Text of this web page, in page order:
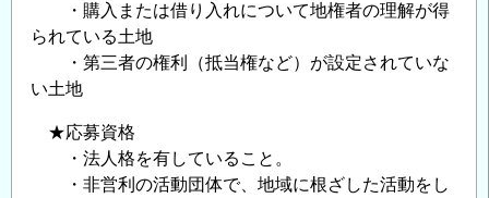
・購入または借り入れについて地権者の理解が得
られている土地
・第三者の権利（抵当権など）が設定されていな
い土地
★応募資格
・法人格を有していること。
・非営利の活動団体で、地域に根ざした活動をし